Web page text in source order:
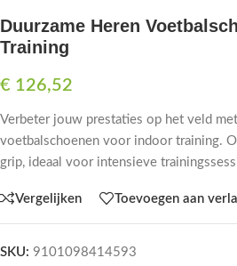
Duurzame Heren
Training
€ 126,52
Verbeter jouw prestaties op het veld
voetbalschoenen voor indoor training.
grip, ideaal voor intensieve
Vergelijken Toevoegen aan
SKU: 9101098414593